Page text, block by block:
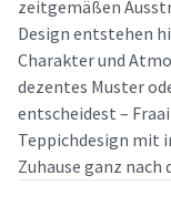
zeitgemäßen
Design entstehen
Charakter und
dezentes Muster
entscheidest –
Teppichdesign mit
Zuhause ganz nach